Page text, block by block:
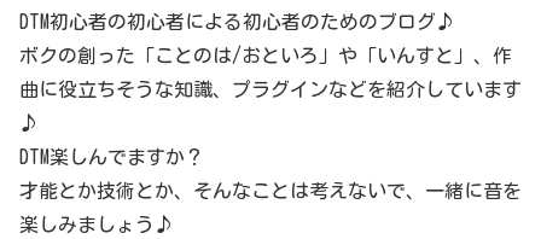
DTM初心者の初心者による初心者のためのブログ♪
ボクの創った「ことのは/おといろ」や「いんすと」、作
曲に役立ちそうな知識、プラグインなどを紹介しています
♪
DTM楽しんでますか？
才能とか技術とか、そんなことは考えないで、一緒に音を
楽しみましょう♪